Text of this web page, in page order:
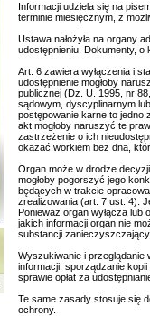
Informacji udziela się na
terminie miesięcznym, z
Ustawa nałożyła na organy
udostępnieniu. Dokumenty, o
Art. 6 zawiera wyłączenia i
udostępnienie mogłoby
publicznej (Dz. U. 1995, nr
sądowym, dyscyplinarnym
postępowanie karne to jedno
akt mogłoby naruszyć te
zastrzeżenie o ich
okazać workiem bez dna,
Organ może w drodze
mogłoby pogorszyć jego
będących w trakcie
zrealizowania (art. 7 ust. 4).
Ponieważ organ wyłącza lub
jakich informacji organ nie
substancji
Wyszukiwanie i przeglądanie
informacji, sporządzanie
sprawie opłat za
Te same zasady stosuje się
ochrony.